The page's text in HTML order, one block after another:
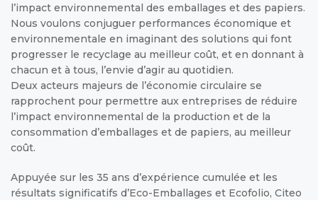
l’impact environnemental des emballages et des papiers.
Nous voulons conjuguer performances économique et
environnementale en imaginant des solutions qui font
progresser le recyclage au meilleur coût, et en donnant à
chacun et à tous, l’envie d’agir au quotidien.
Deux acteurs majeurs de l’économie circulaire se
rapprochent pour permettre aux entreprises de réduire
l’impact environnemental de la production et de la
consommation d’emballages et de papiers, au meilleur
coût.
Appuyée sur les 35 ans d’expérience cumulée et les
résultats significatifs d’Eco-Emballages et Ecofolio, Citeo